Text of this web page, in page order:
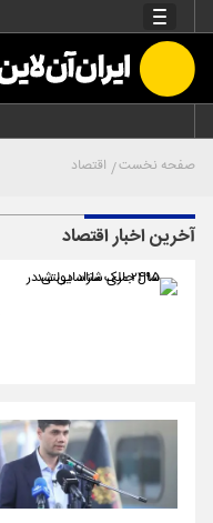
صفحه نخست اقتصاد
آخرین اخبار اقتصاد